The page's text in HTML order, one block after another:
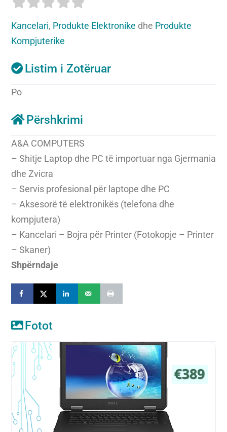
Kancelari, Produkte Elektronike dhe Produkte
Kompjuterike
Listim i Zotëruar
Po
Përshkrimi
A&A COMPUTERS
– Shitje Laptop dhe PC të importuar nga Gjermania
dhe Zvicra
– Servis profesional për laptope dhe PC
– Aksesorë të elektronikës (telefona dhe
kompjutera)
– Kancelari – Bojra për Printer (Fotokopje – Printer
– Skaner)
Shpërndaje
Fotot